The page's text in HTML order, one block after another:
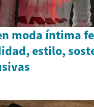
moda íntima
estilo,